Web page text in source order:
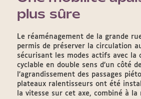
plus sûre
Le réaménagement de la grande
permis de préserver la circulation
sécurisant les modes actifs avec la
cyclable en double sens d’un côté
l’agrandissement des passages
plateaux ralentisseurs ont été
la vitesse sur cet axe, combiné à la